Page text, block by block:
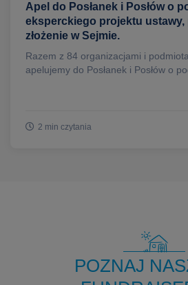
Apel do Posłanek i Posłów o
eksperckiego projektu
złożenie w Sejmie.
Razem z 84 organizacjami i
apelujemy do Posłanek i Posłów o
2 min czytania
POZNAJ